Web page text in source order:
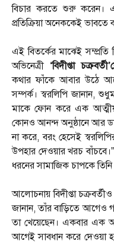
বিচার করতে শুরু করেন।
প্রতিক্রিয়া অনেককেই ভাবতে
এই বিতর্কের মাঝেই সম্প্রতি
অভিনেত্রী ‘বিদীপ্তা
কথার ফাঁকে আবার উঠে
সম্পর্ক। স্বরলিপি জানান,
মাকে ফোন করে এক আত্মীয়
কোনও আনন্দ অনুষ্ঠানে আর
না করে, বরং হেসেই
উপহার দেওয়ার খরচ
ধরনের সামাজিক চাপকে
আলোচনায় বিদীপ্তা
জানান, তাঁর বাড়িতে আগেও
তা খেয়েছেন। একবার এক
আগেই সাবধান করে দেওয়া